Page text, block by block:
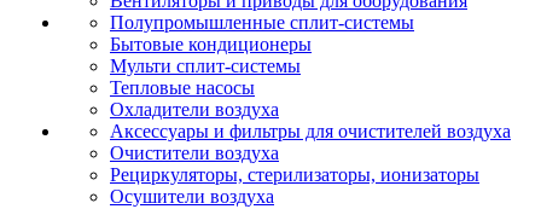
Полупромышленные сплит-системы
Бытовые кондиционеры
Мульти сплит-системы
Тепловые насосы
Охладители воздуха
Аксессуары и фильтры для очистителей воздуха
Очистители воздуха
Рециркуляторы, стерилизаторы, ионизаторы
Осушители воздуха